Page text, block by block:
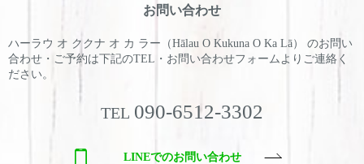
お問い合わせ
ハーラウ オ ククナ オ カ ラー（Hālau O Kukuna O Ka Lā） のお問い
合わせ・ご予約は下記のTEL・お問い合わせフォームよりご連絡く
ださい。
TEL 090-6512-3302
LINEでのお問い合わせ